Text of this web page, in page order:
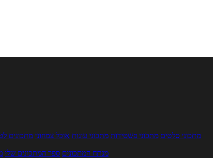
מתכוני סלטים מתכוני פשטידות מתכוני עוגות אוכל צמחוני מתכונים
מנתח המתכונים ספר המתכונים שלי